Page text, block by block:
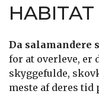
Da salamandere
for at overleve, er
skyggefulde,
meste af deres tid